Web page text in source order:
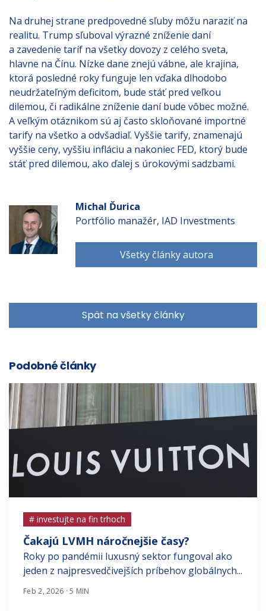
Na druhej strane predpovedné sľuby môžu naraziť na
realitu. Trump sľuboval výrazné zníženie daní
a zavedenie taríf na všetky dovozy z celého sveta,
hlavne na Čínu. Nízke dane znejú vábne, ale krajina,
ktorá posledné roky funguje len vďaka dlhodobo
neudržateľným deficitom, bude stáť pred veľkou
dilemou, či radikálne zníženie daní bude vôbec možné.
A veľkým otáznikom sú aj často skloňované importné
tarify na všetko a odvšadiaľ. Vyššie tarify, znamenajú
vyššie ceny, vyššiu infláciu a nakoniec FED, ktorý bude
stáť pred dilemou, ako ďalej s úrokovými sadzbami.
Michal Ďurica
Portfólio manažér, IAD Investments
Všetky články autora
Spät na všetky články
Podobné články
# investujte na fin trhoch
Čakajú LVMH náročnejšie časy?
Roky po pandémii luxusný sektor fungoval ako
jeden z najpresvedčivejších príbehov globálnych...
Feb 2, 2026 · 5 MIN